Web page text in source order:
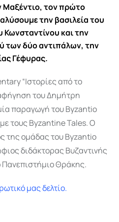
Μαξέντιο, τον πρώτο
την βασιλεία του
και την
των δύο αντιπάλων, την
Γέφυρας.
“Ιστορίες από το
του Δημήτρη
παραγωγή του Byzantio
τους Byzantine Tales. Ο
της ομάδας του Byzantio
διδάκτορας Βυζαντινής
Πανεπιστήμιο Θράκης.
μας δελτίο.